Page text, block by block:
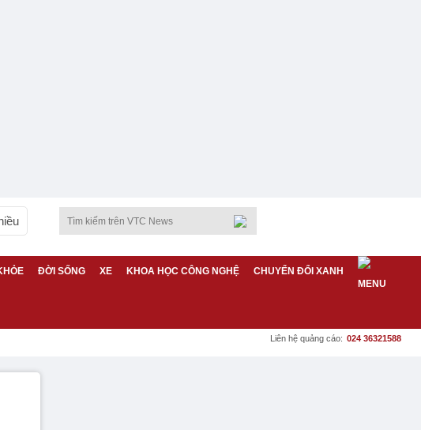
ĐỜI SỐNG XE KHOA HỌC CÔNG NGHỆ CHUYỂN ĐỔI XANH
Liên hệ quảng cáo: 024 36321588